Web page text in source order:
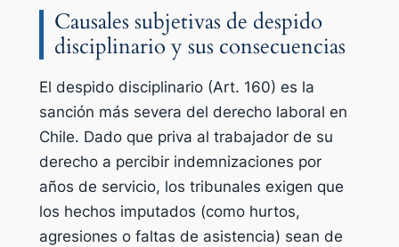
Causales subjetivas de despido
disciplinario y sus consecuencias
El despido disciplinario (Art. 160) es la
sanción más severa del derecho laboral en
Chile. Dado que priva al trabajador de su
derecho a percibir indemnizaciones por
años de servicio, los tribunales exigen que
los hechos imputados (como hurtos,
agresiones o faltas de asistencia) sean de